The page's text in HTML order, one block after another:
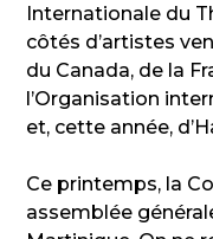
Internationale du
côtés d’artistes
du Canada, de la
l’Organisation
et, cette année,
Ce printemps, la
assemblée